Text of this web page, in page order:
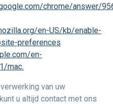
chrome/answer/
en-US/kb/enable-
preferences
en-
mac.
van uw
u altijd contact met ons